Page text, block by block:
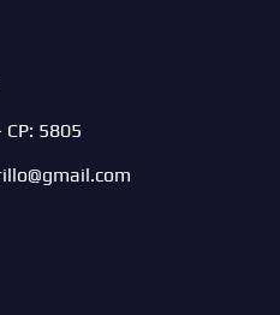
5805